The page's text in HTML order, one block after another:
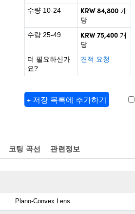
수량 10-24
KRW 84,800 개
당
수량 25-49
KRW 75,400 개
당
더 필요하신가
요?
견적 요청
+ 저장 목록에 추가하기
코팅 곡선 관련정보
Plano-Convex Lens